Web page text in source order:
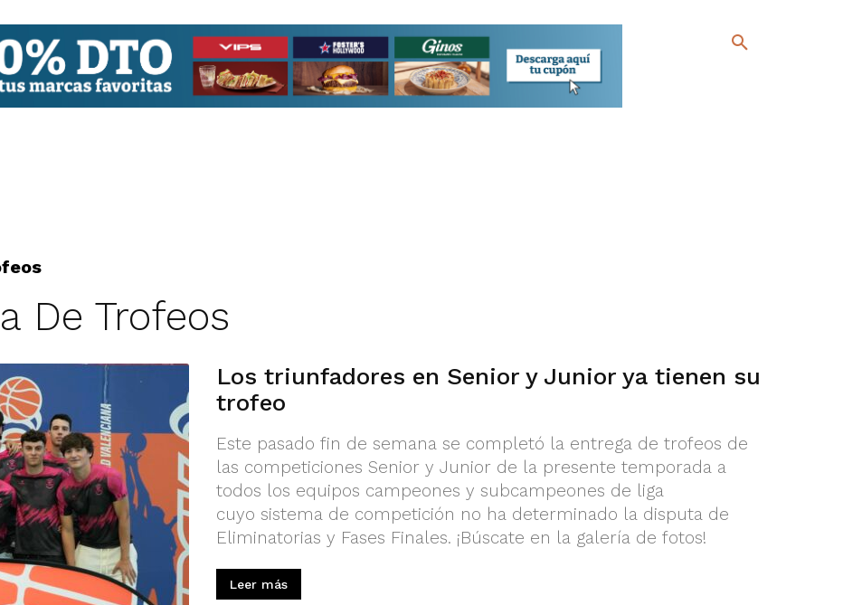
De Trofeos
Los triunfadores en Senior y Junior ya tienen su
trofeo
Este pasado fin de semana se completó la entrega de trofeos de
las competiciones Senior y Junior de la presente temporada a
todos los equipos campeones y subcampeones de liga
cuyo sistema de competición no ha determinado la disputa de
Eliminatorias y Fases Finales. ¡Búscate en la galería de fotos!
Leer más